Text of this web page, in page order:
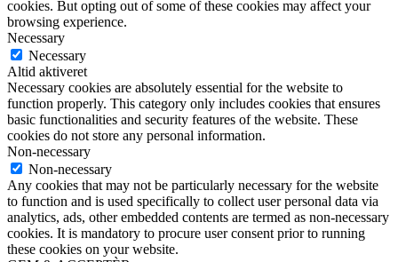
cookies. But opting out of some of these cookies may affect your
browsing experience.
Necessary
Necessary
Altid aktiveret
Necessary cookies are absolutely essential for the website to
function properly. This category only includes cookies that ensures
basic functionalities and security features of the website. These
cookies do not store any personal information.
Non-necessary
Non-necessary
Any cookies that may not be particularly necessary for the website
to function and is used specifically to collect user personal data via
analytics, ads, other embedded contents are termed as non-necessary
cookies. It is mandatory to procure user consent prior to running
these cookies on your website.